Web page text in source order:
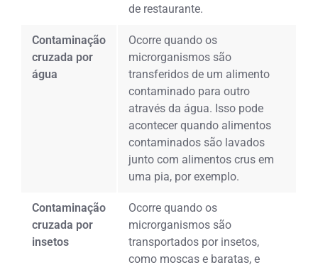
de restaurante.
Contaminação
cruzada por
água
Ocorre quando os
microrganismos são
transferidos de um alimento
contaminado para outro
através da água. Isso pode
acontecer quando alimentos
contaminados são lavados
junto com alimentos crus em
uma pia, por exemplo.
Contaminação
cruzada por
insetos
Ocorre quando os
microrganismos são
transportados por insetos,
como moscas e baratas, e